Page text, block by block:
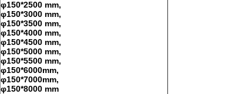
φ150*2500 mm,
φ150*3000 mm,
φ150*3500 mm,
φ150*4000 mm,
φ150*4500 mm,
φ150*5000 mm,
φ150*5500 mm,
φ150*6000mm,
φ150*7000mm,
φ150*8000 mm